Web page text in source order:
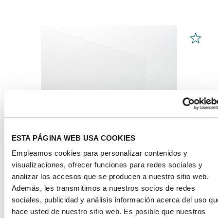
ESTA PÁGINA WEB USA COOKIES
Empleamos cookies para personalizar contenidos y
visualizaciones, ofrecer funciones para redes sociales y
analizar los accesos que se producen a nuestro sitio web.
Además, les transmitimos a nuestros socios de redes
sociales, publicidad y análisis información acerca del uso
hace usted de nuestro sitio web. Es posible que nuestros
Láminas de PLEXIGLAS®
incoloro 99524